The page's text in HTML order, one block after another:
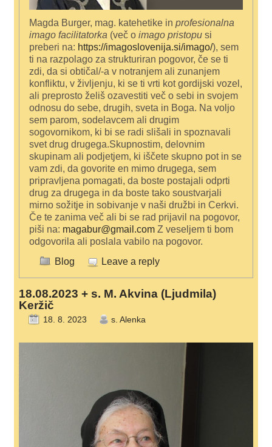
Magda Burger, mag. katehetike in profesionalna
imago facilitatorka (več o imago pristopusi
preberi na: https://imagoslovenija.si/imago/), sem
ti na razpolago za strukturiran pogovor, če se ti
zdi, da si obtičal/-a v notranjem ali zunanjem
konfliktu, v življenju, ki se ti vrti kot gordijski vozel,
ali preprosto želiš ozavestiti več o sebi in svojem
odnosu do sebe, drugih, sveta in Boga. Na voljo
sem parom, sodelavcem ali drugim
sogovornikom, ki bi se radi slišali in spoznavali
svet drug drugega.Skupnostim, delovnim
skupinam ali podjetjem, ki iščete skupno pot in se
vam zdi, da govorite en mimo drugega, sem
pripravljena pomagati, da boste postajali odprti
drug za drugega in da boste tako soustvarjali
mirno sožitje in sobivanje v naši družbi in Cerkvi.
Če te zanima več ali bi se rad prijavil na pogovor,
piši na: magabur@gmail.comZ veseljem ti bom
odgovorila ali poslala vabilo na pogovor.
Blog
Leave a reply
18.08.2023 + s. M. Akvina (Ljudmila)
Keržič
18. 8. 2023 s. Alenka